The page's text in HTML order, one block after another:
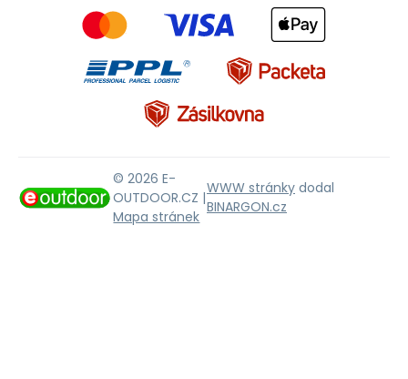
© 2026 E-
OUTDOOR.CZ |
Mapa stránek
WWW stránky dodal
BINARGON.cz